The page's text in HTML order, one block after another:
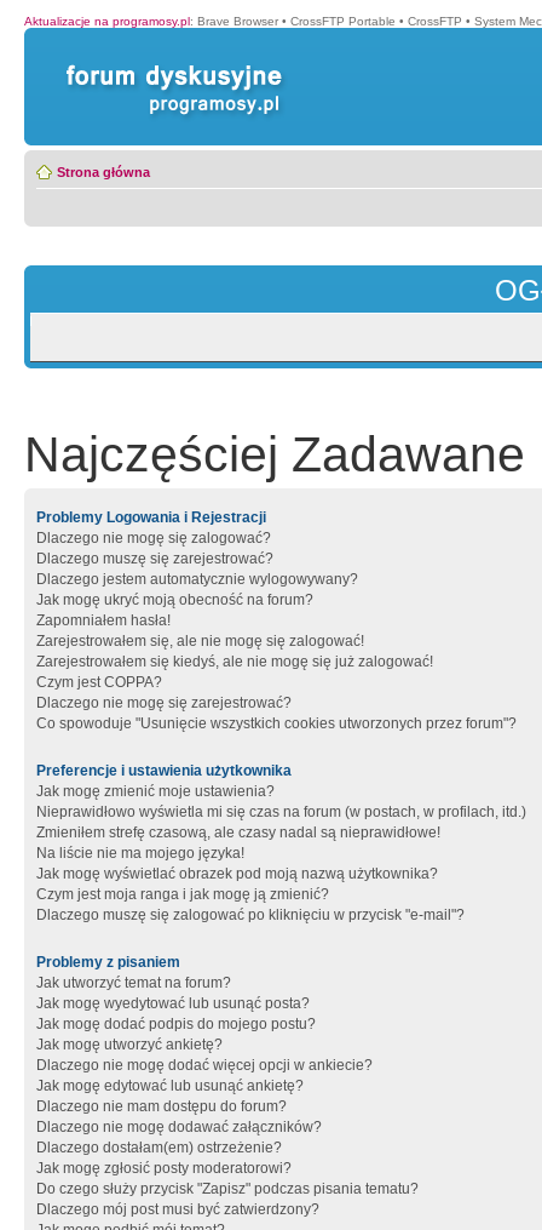
Aktualizacje na programosy.pl: Brave Browser • CrossFTP Portable • CrossFTP • System
Strona główna
Najczęściej Zadawane
Problemy Logowania i Rejestracji
Dlaczego nie mogę się zalogować?
Dlaczego muszę się zarejestrować?
Dlaczego jestem automatycznie wylogowywany?
Jak mogę ukryć moją obecność na forum?
Zapomniałem hasła!
Zarejestrowałem się, ale nie mogę się zalogować!
Zarejestrowałem się kiedyś, ale nie mogę się już zalogować!
Czym jest COPPA?
Dlaczego nie mogę się zarejestrować?
Co spowoduje "Usunięcie wszystkich cookies utworzonych przez forum"?
Preferencje i ustawienia użytkownika
Jak mogę zmienić moje ustawienia?
Nieprawidłowo wyświetla mi się czas na forum (w postach, w profilach, itd.)
Zmieniłem strefę czasową, ale czasy nadal są nieprawidłowe!
Na liście nie ma mojego języka!
Jak mogę wyświetlać obrazek pod moją nazwą użytkownika?
Czym jest moja ranga i jak mogę ją zmienić?
Dlaczego muszę się zalogować po kliknięciu w przycisk "e-mail"?
Problemy z pisaniem
Jak utworzyć temat na forum?
Jak mogę wyedytować lub usunąć posta?
Jak mogę dodać podpis do mojego postu?
Jak mogę utworzyć ankietę?
Dlaczego nie mogę dodać więcej opcji w ankiecie?
Jak mogę edytować lub usunąć ankietę?
Dlaczego nie mam dostępu do forum?
Dlaczego nie mogę dodawać załączników?
Dlaczego dostałam(em) ostrzeżenie?
Jak mogę zgłosić posty moderatorowi?
Do czego służy przycisk "Zapisz" podczas pisania tematu?
Dlaczego mój post musi być zatwierdzony?